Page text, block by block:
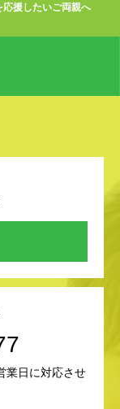
応援したいご両親へ
業日に対応させ